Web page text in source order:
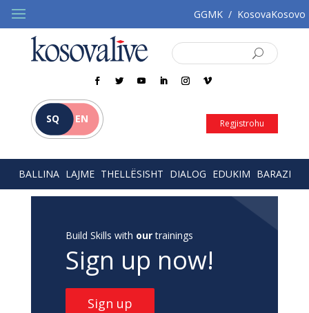
GGMK / KosovaKosovo
SQ EN Regjistrohu
BALLINA LAJME THELLËSISHT DIALOG EDUKIM BARAZI
Build Skills with ourtrainings
Sign up now!
Sign up